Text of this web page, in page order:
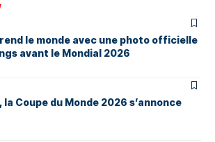
le monde avec une photo officielle
avant le Mondial 2026
la Coupe du Monde 2026 s’annonce